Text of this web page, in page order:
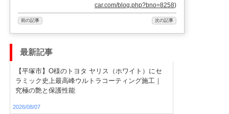
car.com/blog.php?bno=8258)
前の記事 次の記事
最新記事
【平塚市】O様のトヨタ ヤリス（ホワイト）にセ
ラミック史上最高峰ウルトラコーティング施工｜
究極の艶と保護性能
2026/08/07